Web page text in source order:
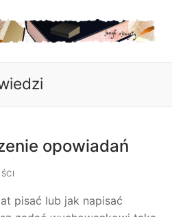
opowiadań
pisać lub jak napisać